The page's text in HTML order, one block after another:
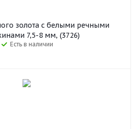
золота с белыми речными
7,5-8 мм, (3726)
Есть в наличии